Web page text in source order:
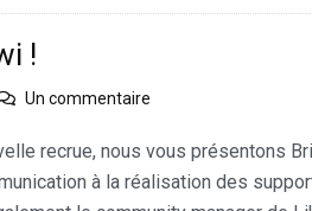
!
Un commentaire
Bienvenue
Likiwi
recrue, nous vous présentons
à la réalisation des